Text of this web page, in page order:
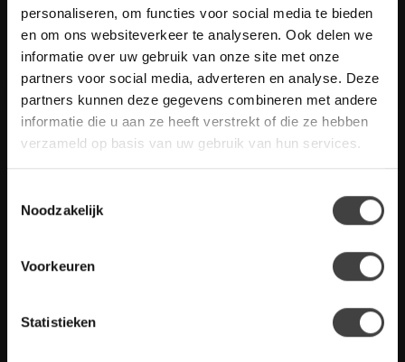
personaliseren, om functies voor social media te bieden
en om ons websiteverkeer te analyseren. Ook delen we
informatie over uw gebruik van onze site met onze
partners voor social media, adverteren en analyse. Deze
partners kunnen deze gegevens combineren met andere
informatie die u aan ze heeft verstrekt of die ze hebben
verzameld op basis van uw gebruik van hun services.
Noodzakelijk
Voorkeuren
Statistieken
Meer informatie
de klantenservice pagina. Daar staan antwoorden op veel
gestelde vragen. Staat jouw vraag er niet tussen? Dan staat er
Meld je aan voor onze nieuwbrief met
scherpe acties
Blijf op de hoogte van onze actuele aanbiedingen